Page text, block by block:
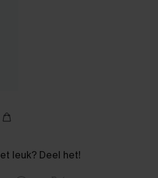
leuk? Deel het!